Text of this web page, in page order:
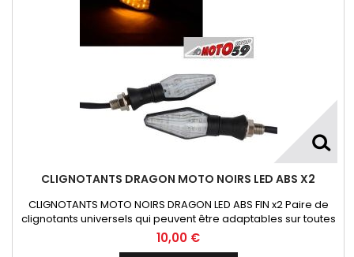
CLIGNOTANTS DRAGON MOTO NOIRS LED ABS X2
CLIGNOTANTS MOTO NOIRS DRAGON LED ABS FIN x2 Paire de
clignotants universels qui peuvent être adaptables sur toutes
motos ou scooters
10,00 €